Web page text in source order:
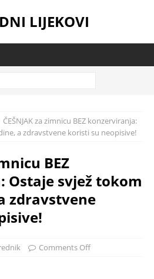
LIJEKOVI
ČEŠNJAK za zimnicu BEZ konzerviranja:
a zdravstvene koristi su neopisive!
BEZ
Ostaje svjež tokom
zdravstvene
Comments Off